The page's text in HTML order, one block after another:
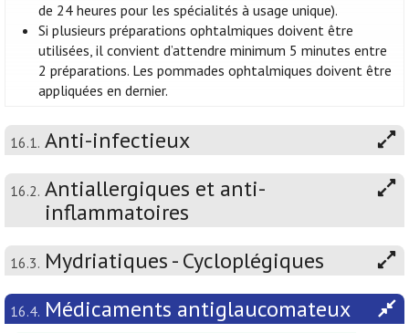
de 24 heures pour les spécialités à usage unique).
Si plusieurs préparations ophtalmiques doivent être
utilisées, il convient d’attendre minimum 5 minutes entre
2 préparations. Les pommades ophtalmiques doivent être
appliquées en dernier.
16.1. Anti-infectieux
16.2. Antiallergiques et anti-
inflammatoires
16.3. Mydriatiques - Cycloplégiques
16.4. Médicaments antiglaucomateux